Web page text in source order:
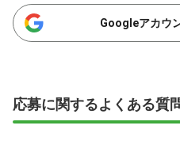
Googleアカウ
応募に関するよくある質